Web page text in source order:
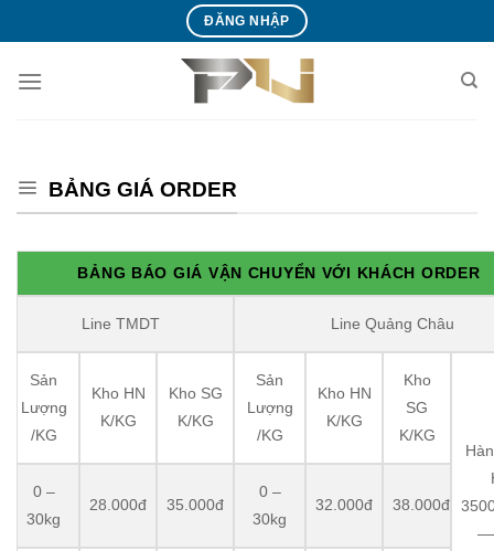
qua
dung
ĐĂNG NHẬP
BẢNG GIÁ ORDER
BẢNG BÁO GIÁ VẬN CHUYỂN VỚI KHÁCH ORDER
Line TMDT Line Quảng Châu
Sản
Lượng
/KG
Kho HN
K/KG
Kho SG
K/KG
Sản
Lượng
/KG
Kho HN
K/KG
Kho
SG
K/KG
0 –
30kg
28.000đ 35.000đ
0 –
30kg
32.000đ 38.000đ